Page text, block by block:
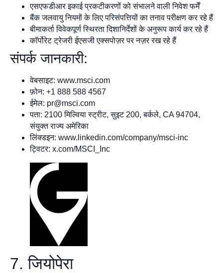
एसएफडीआर इकाई प्रकटीकरणों को संभालने वाली निवेश फर्में
बैंक जलवायु नियमों के लिए परिसंपत्तियों का तनाव परीक्षण कर रहे हैं
बीमाकर्ता विवेकपूर्ण स्थिरता दिशानिर्देशों के अनुरूप कार्य कर रहे हैं
कॉर्पोरेट ट्रेजरी ईएसजी एक्सपोज़र पर नज़र रख रहे हैं
संपर्क जानकारी:
वेबसाइट: www.msci.com
फ़ोन: +1 888 588 4567
ईमेल: pr@msci.com
पता: 2100 मिल्विया स्ट्रीट, सुइट 200, बर्कले, CA 94704,
संयुक्त राज्य अमेरिका
लिंक्डइन: www.linkedin.com/company/msci-inc
ट्विटर: x.com/MSCI_Inc
7. जियोपेरा